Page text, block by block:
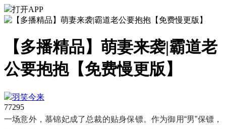
打开APP
【多播精品】萌妻来袭|霸道老
公要抱抱【免费慢更版】
羽笑今来
77295
一场意外，慕锦妃成了总裁的贴身保镖。作为御用“男”保镖，